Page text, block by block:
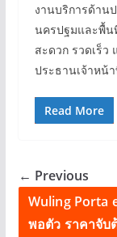
งานบริการด้าน
นครปฐมและพื้น
สะดวก รวดเร็
ประธานเจ้าหน้
Read More
← Previous
Wuling Porta
พอตัว ราคาจับ